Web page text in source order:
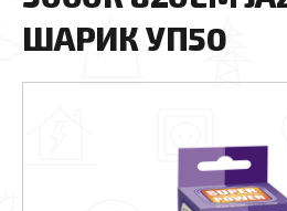
ШАРИК УП50